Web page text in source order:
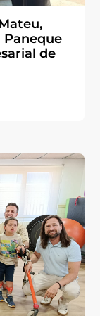
Paneque
de